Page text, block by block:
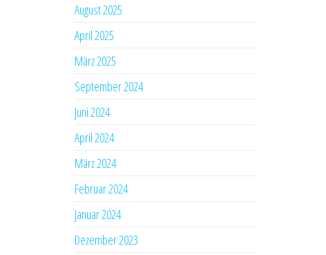
August 2025
April 2025
März 2025
September 2024
Juni 2024
April 2024
März 2024
Februar 2024
Januar 2024
Dezember 2023